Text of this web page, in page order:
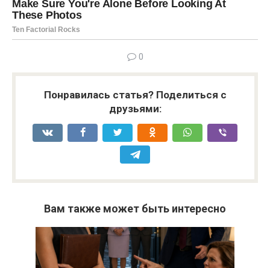
0
Понравилась статья? Поделиться с
друзьями:
Вам также может быть интересно